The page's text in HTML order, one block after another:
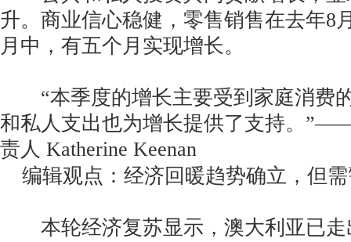
升。商业信心稳健，零售销售在去年8
月中，有五个月实现增长。
“本季度的增长主要受到家庭消费
和私人支出也为增长提供了支持。
责人 Katherine Keenan
编辑观点：经济回暖趋势确立，但
本轮经济复苏显示，澳大利亚已走